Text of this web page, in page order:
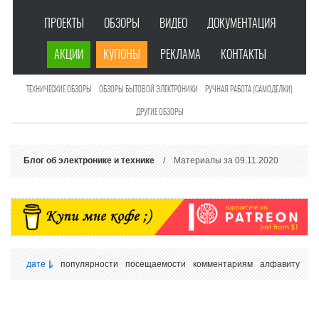
ПРОЕКТЫ ОБЗОРЫ ВИДЕО ДОКУМЕНТАЦИЯ
АКЦИИ КУПОНЫ РЕКЛАМА КОНТАКТЫ
ТЕХНИЧЕСКИЕ ОБЗОРЫ ОБЗОРЫ БЫТОВОЙ ЭЛЕКТРОНИКИ РУЧНАЯ РАБОТА (САМОДЕЛКИ)
ДРУГИЕ ОБЗОРЫ
Блог об электронике и технике/ Материалы за 09.11.2020
дате популярности посещаемости комментариям алфавиту